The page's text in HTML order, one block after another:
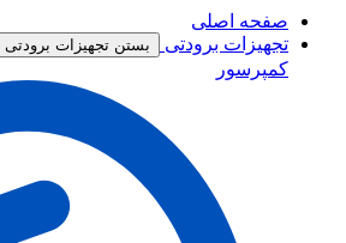
صفحه اصلی
تجهیزات برودتی
بستن تجهیزات برودتی
کمپرسور